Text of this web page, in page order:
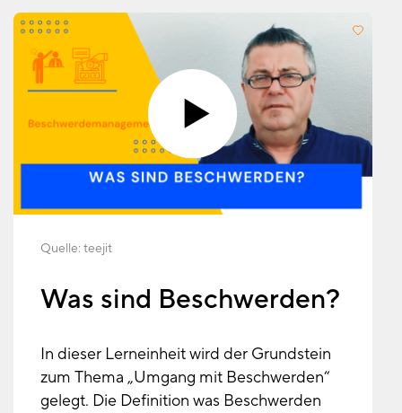
Quelle: teejit
Was sind Beschwerden?
In dieser Lerneinheit wird der Grundstein
zum Thema „Umgang mit Beschwerden“
gelegt. Die Definition was Beschwerden